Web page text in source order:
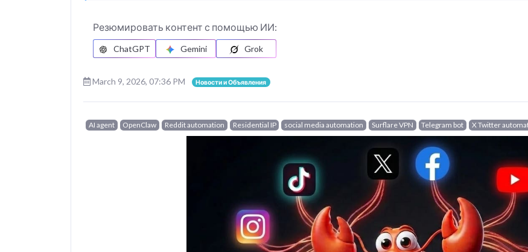
Резюмировать контент с помощью ИИ:
ChatGPT Gemini Grok
March 9, 2026, 07:36 PM Новости и Объявления
AI agent OpenClaw Reddit automation Residential IP social media automation Surflare VPN Telegram bot X Twitter